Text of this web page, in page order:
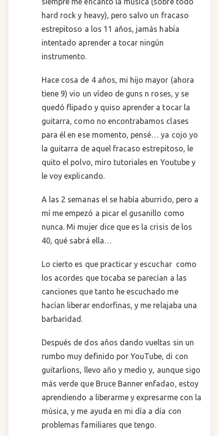
hard rock y heavy), pero salvo un fracaso
estrepitoso a los 11 años, jamás había
intentado aprender a tocar ningún
instrumento.
Hace cosa de 4 años, mi hijo mayor (ahora
tiene 9) vio un vídeo de guns n roses, y se
quedó flipado y quiso aprender a tocar la
guitarra, como no encontrabamos clases
para él en ese momento, pensé… ya cojo yo
la guitarra de aquel fracaso estrepitoso, le
quito el polvo, miro tutoriales en Youtube y
le voy explicando.
A las 2 semanas el se había aburrido, pero a
mí me empezó a picar el gusanillo como
nunca. Mi mujer dice que es la crisis de los
40, qué sabrá ella…
Lo cierto es que practicar y escuchar como
los acordes que tocaba se parecían a las
canciones que tanto he escuchado me
hacían liberar endorfinas, y me relajaba una
barbaridad.
Después de dos años dando vueltas sin un
rumbo muy definido por YouTube, di con
guitarlions, llevo año y medio y, aunque sigo
más verde que Bruce Banner enfadao, estoy
aprendiendo a liberarme y expresarme con la
música, y me ayuda en mi día a día con
problemas familiares que tengo.